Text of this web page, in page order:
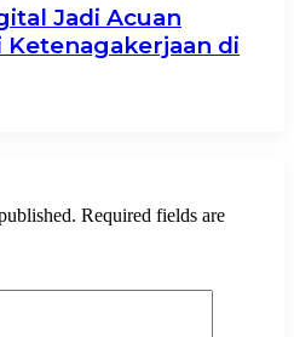
Jadi Acuan
di
Required fields are